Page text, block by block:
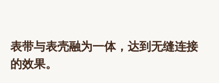
表带与表壳融为一体，达到无缝连接
的效果。